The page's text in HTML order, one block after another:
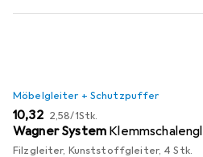
Möbelgleiter + Schutzpuffer
EUR
10,32 EUR
2,58/1Stk.
Wagner System
Filzgleiter, Kunststoffgleiter, 4 Stk.